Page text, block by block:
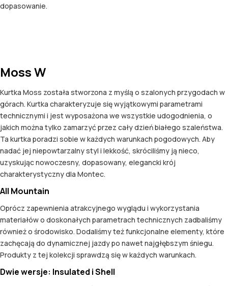
dopasowanie.
Moss W
Kurtka Moss została stworzona z myślą o szalonych przygodach w
górach. Kurtka charakteryzuje się wyjątkowymi parametrami
technicznymi i jest wyposażona we wszystkie udogodnienia, o
jakich można tylko zamarzyć przez cały dzień białego szaleństwa.
Ta kurtka poradzi sobie w każdych warunkach pogodowych. Aby
nadać jej niepowtarzalny styl i lekkość, skróciliśmy ją nieco,
uzyskując nowoczesny, dopasowany, elegancki krój
charakterystyczny dla Montec.
All Mountain
Oprócz zapewnienia atrakcyjnego wyglądu i wykorzystania
materiałów o doskonałych parametrach technicznych zadbaliśmy
również o środowisko. Dodaliśmy też funkcjonalne elementy, które
zachęcają do dynamicznej jazdy po nawet najgłębszym śniegu.
Produkty z tej kolekcji sprawdzą się w każdych warunkach.
Dwie wersje: Insulated i Shell